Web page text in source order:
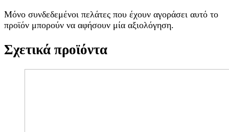
Μόνο συνδεδεμένοι πελάτες που έχουν αγοράσει αυτό το
προϊόν μπορούν να αφήσουν μία αξιολόγηση.
Σχετικά προϊόντα